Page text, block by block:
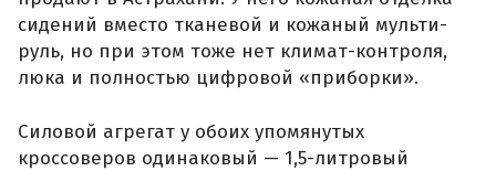
сидений вместо тканевой и кожаный мульти-
руль, но при этом тоже нет климат-контроля,
люка и полностью цифровой «приборки».
Силовой агрегат у обоих упомянутых
кроссоверов одинаковый — 1,5-литровый